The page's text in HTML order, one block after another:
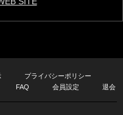
プライバシーポリシー
FAQ 会員設定 退会